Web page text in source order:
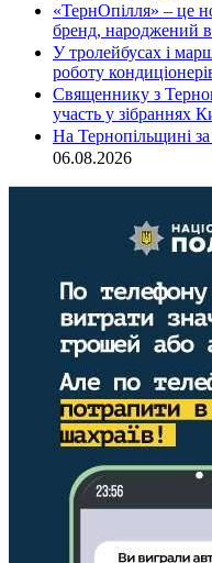
«ТернОпілля» – це
бренд, народжений
У тролейбусах і
роботу
Священнику з
участь у зібраннях
На Тернопільщині
06.08.2026